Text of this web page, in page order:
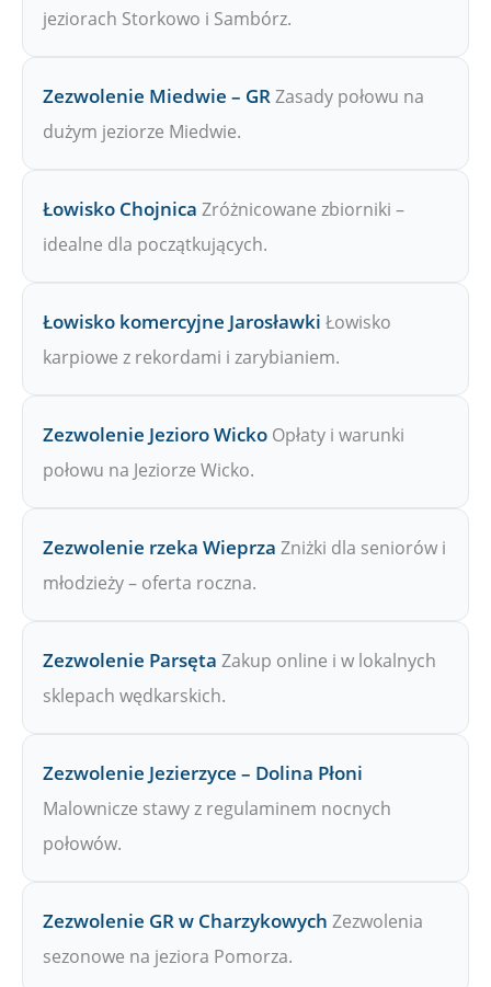
jeziorach Storkowo i Sambórz.
Zezwolenie Miedwie – GRZasady połowu na
dużym jeziorze Miedwie.
Łowisko Chojnica Zróżnicowane zbiorniki –
idealne dla początkujących.
Łowisko komercyjne Jarosławki Łowisko
karpiowe z rekordami i zarybianiem.
Zezwolenie Jezioro Wicko Opłaty i warunki
połowu na Jeziorze Wicko.
Zezwolenie rzeka Wieprza Zniżki dla seniorów i
młodzieży – oferta roczna.
Zezwolenie Parsęta Zakup online i w lokalnych
sklepach wędkarskich.
Zezwolenie Jezierzyce – Dolina Płoni
Malownicze stawy z regulaminem nocnych
połowów.
Zezwolenie GR w Charzykowych Zezwolenia
sezonowe na jeziora Pomorza.